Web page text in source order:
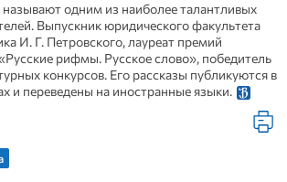
одним из наиболее талантливых
Выпускник юридического факультета
И. Г. Петровского, лауреат премий
рифмы. Русское слово», победитель
конкурсов. Его рассказы публикуются в
и переведены на иностранные языки.